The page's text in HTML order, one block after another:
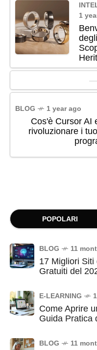
1
BLOG 1 year ago
Cos'è Cursor AI
rivoluzionare i
POPOLARI
BLOG 11
17 Migliori
Gratuiti del
E-LEARNING
Come Aprire
Guida Pratica
BLOG 11